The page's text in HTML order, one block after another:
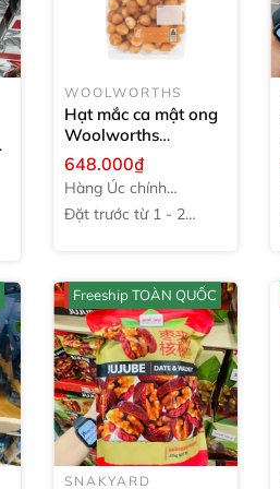
WOOLWORTHS
Hạt mắc ca mật ong
Woolworths
Macadamias Honey
400g
648.000₫
Hàng Úc chính
hãng
Đặt trước từ 1 - 2
Freeship TOÀN QUỐC
SNAKYARD